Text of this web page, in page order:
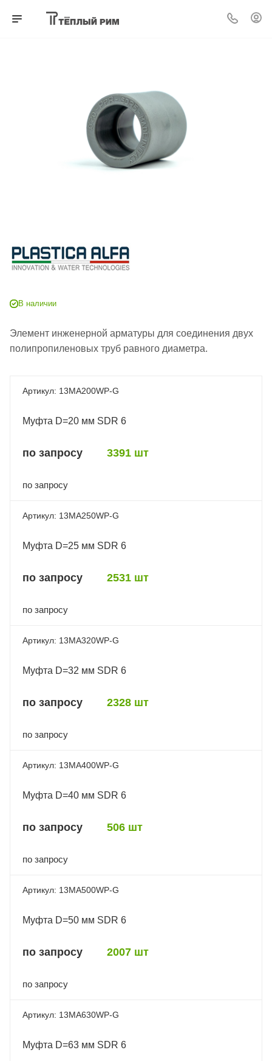
В наличии
Элемент инженерной арматуры для соединения двух
полипропиленовых труб равного диаметра.
13MA200WP-G
Муфта D=20 мм SDR 6
по запросу 3391 шт
по запросу
13MA250WP-G
Муфта D=25 мм SDR 6
по запросу 2531 шт
по запросу
13MA320WP-G
Муфта D=32 мм SDR 6
по запросу 2328 шт
по запросу
13MA400WP-G
Муфта D=40 мм SDR 6
по запросу 506 шт
по запросу
13MA500WP-G
Муфта D=50 мм SDR 6
по запросу 2007 шт
по запросу
13MA630WP-G
Муфта D=63 мм SDR 6